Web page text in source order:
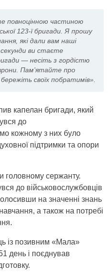
повноцінною частиною
123-ї бригади. Я прошу
які дали вам наші
секунди ви стаєте
— несіть з гордістю
Пам’ятайте про
своїх побратимів».
капелан бригади, який
до
кожному з них було
підтримки та опори
головному сержанту.
до військовослужбовців
на значенні знань
а також на потребі
із позивним «Мала»
день і поєднував